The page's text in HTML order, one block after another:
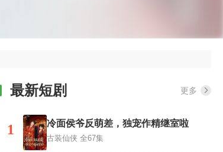
最新短剧 更多
1 冷面侯爷反萌差，独宠作精继室啦
古装仙侠 全67集